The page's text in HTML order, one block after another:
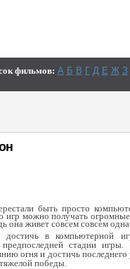
фильмов: А Б В Г Д Е Ж З
быть просто
можно получать
она живет совсем совсем
достичь в компьютерной
стадии
огня и достичь последнего
победы.